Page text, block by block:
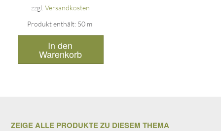
zzgl.Versandkosten
Produkt enthält: 50 ml
In den
Warenkorb
ZEIGE ALLE PRODUKTE ZU DIESEM THEMA